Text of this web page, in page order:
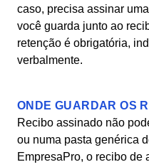
caso, precisa assinar
você guarda junto ao
retenção é obrigatória,
verbalmente.
ONDE GUARDAR OS
Recibo assinado não
ou numa pasta genérica
EmpresaPro, o recibo de